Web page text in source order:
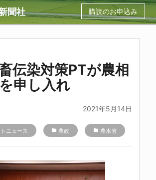
聞社 購読のお申込み
伝染対策PTが農相
申し入れ
2021年5月14日
ニュース folder 農政 folder 農水省